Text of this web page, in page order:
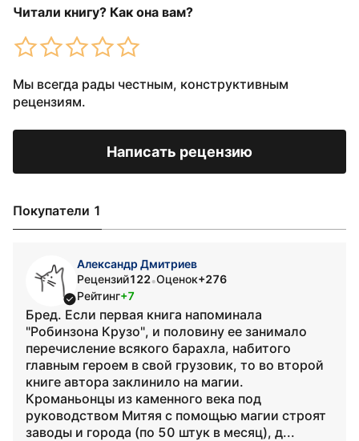
Читали книгу? Как она вам?
Мы всегда рады честным, конструктивным
рецензиям.
Написать рецензию
Покупатели 1
Александр Дмитриев
Рецензий122•Оценок+276
Рейтинг+7
Бред. Если первая книга напоминала
"Робинзона Крузо", и половину ее занимало
перечисление всякого барахла, набитого
главным героем в свой грузовик, то во второй
книге автора заклинило на магии.
Кроманьонцы из каменного века под
руководством Митяя с помощью магии строят
заводы и города (по 50 штук в месяц), д...